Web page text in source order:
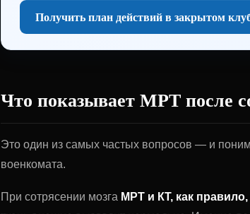
Получить план действий в закрытом
Что показывает МРТ после
Это один из самых частых вопросов — и
военкомата.
При сотрясении мозга МРТ и КТ, как